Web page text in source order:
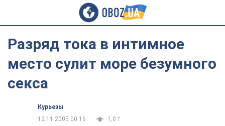
Разряд тока в интимное
место сулит море безумного
секса
Курьезы
12.11.2005 00:16
1,0 т.